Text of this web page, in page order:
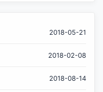
2018-05-21
2018-02-08
2018-08-14